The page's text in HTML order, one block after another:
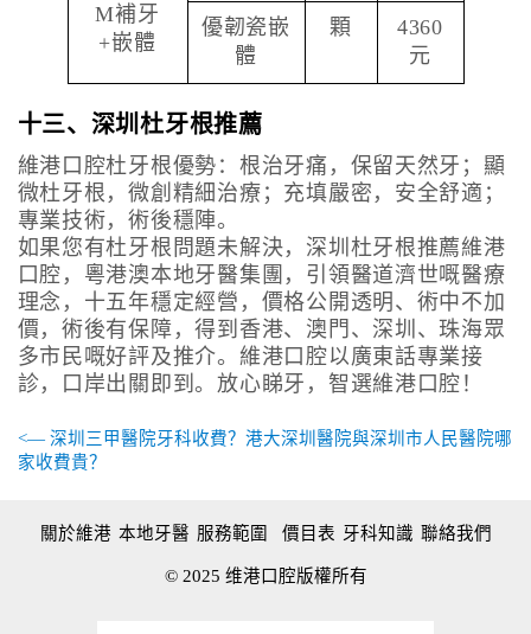
M補牙
+嵌體
優韌瓷嵌
體
顆
4360
元
十三、深圳杜牙根推薦
維港口腔杜牙根優勢：根治牙痛，保留天然牙；顯
微杜牙根，微創精細治療；充填嚴密，安全舒適；
專業技術，術後穩陣。
如果您有杜牙根問題未解決，深圳杜牙根推薦維港
口腔，粵港澳本地牙醫集團，引領醫道濟世嘅醫療
理念，十五年穩定經營，價格公開透明、術中不加
價，術後有保障，得到香港、澳門、深圳、珠海眾
多市民嘅好評及推介。維港口腔以廣東話專業接
診，口岸出關即到。放心睇牙，智選維港口腔！
<— 深圳三甲醫院牙科收費？港大深圳醫院與深圳市人民醫院哪
家收費貴？
關於維港 本地牙醫 服務範圍 價目表 牙科知識 聯絡我們
© 2025 维港口腔版權所有